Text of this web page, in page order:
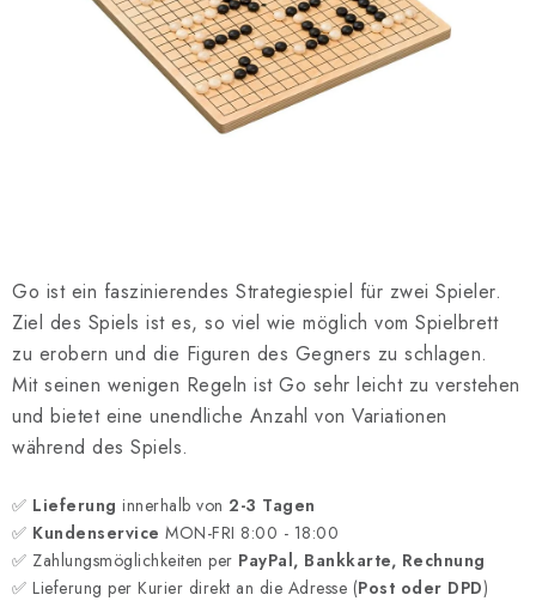
SCHACH ONLINE
KONTAKT
Kontakt FAQ Über uns
Schachblog
Geschäftsbedingungen
Go ist ein faszinierendes Strategiespiel für zwei Spieler.
Ziel des Spiels ist es, so viel wie möglich vom Spielbrett
zu erobern und die Figuren des Gegners zu schlagen.
Mit seinen wenigen Regeln ist Go sehr leicht zu verstehen
und bietet eine unendliche Anzahl von Variationen
während des Spiels.
✅ Lieferung innerhalb von 2-3 Tagen
✅ Kundenservice MON-FRI 8:00 - 18:00
✅ Zahlungsmöglichkeiten per PayPal, Bankkarte, Rechnung
✅ Lieferung per Kurier direkt an die Adresse (Post oder DPD)